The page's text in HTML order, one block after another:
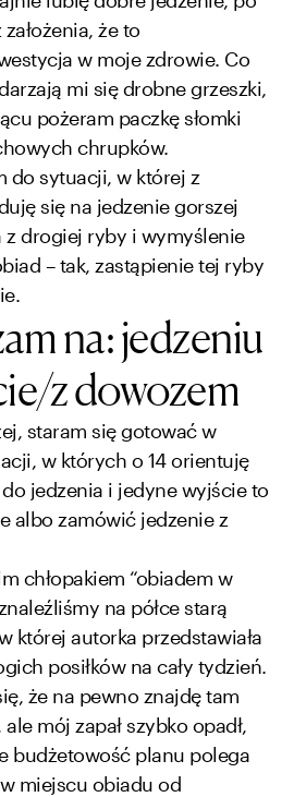
że to
w moje zdrowie. Co
mi się drobne grzeszki,
pożeram paczkę słomki
chrupków.
do sytuacji, w której z
się na jedzenie gorszej
z drogiej ryby i wymyślenie
– tak, zastąpienie tej ryby
na: jedzeniu
z dowozem
staram się gotować w
w których o 14 orientuję
jedzenia i jedyne wyjście to
albo zamówić jedzenie z
chłopakiem “obiadem w
na półce starą
której autorka przedstawiała
posiłków na cały tydzień.
że na pewno znajdę tam
mój zapał szybko opadł,
budżetowość planu polega
miejscu obiadu od